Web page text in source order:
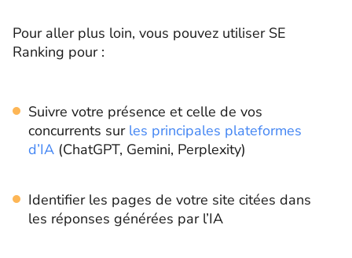
Pour aller plus loin, vous pouvez utiliser SE
Ranking pour :
Suivre votre présence et celle de vos
concurrents sur les principales plateformes
d’IA (ChatGPT, Gemini, Perplexity)
Identifier les pages de votre site citées dans
les réponses générées par l’IA